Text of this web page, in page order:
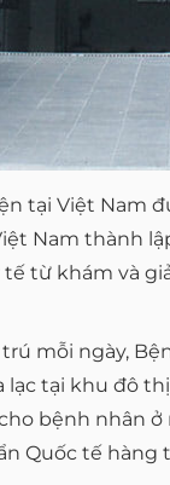
tại Việt
Nam thành
từ khám và
mỗi ngày,
tại khu đô
bệnh nhân
Quốc tế hàng